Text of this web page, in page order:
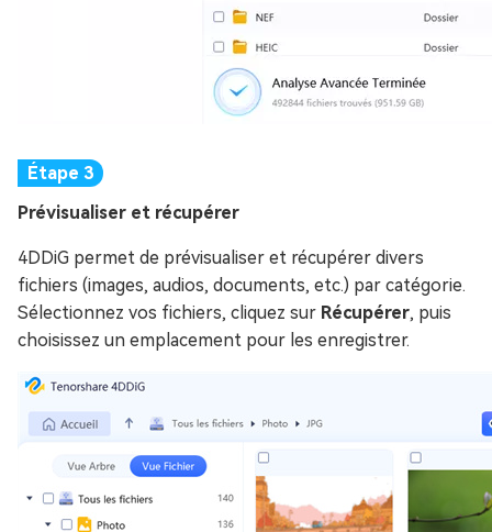
Prévisualiser et récupérer
4DDiG permet de prévisualiser et récupérer divers
fichiers (images, audios, documents, etc.) par catégorie.
Sélectionnez vos fichiers, cliquez sur Récupérer, puis
choisissez un emplacement pour les enregistrer.